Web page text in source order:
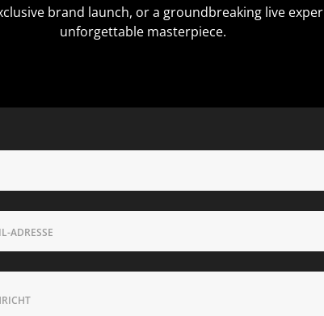
brand launch, or a groundbreaking live
unforgettable masterpiece.